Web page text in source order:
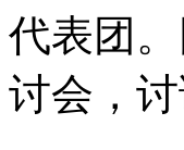
代表团
讨会，